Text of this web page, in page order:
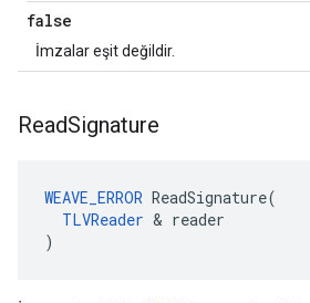
false
İmzalar eşit değildir.
ReadSignature
WEAVE_ERROR ReadSignature(
TLVReader & reader
)